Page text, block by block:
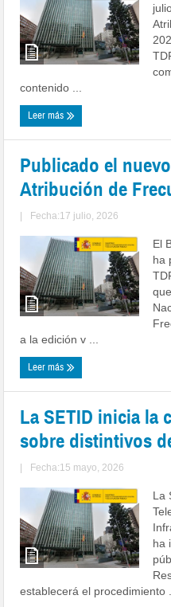
contenido ...
Leer más
Publicado el
Atribución de
| Fecha:17 julio, 2026
El
ha
a la edición v ...
Leer más
La SETID inicia la
sobre distintivos
| Fecha:15 mayo, 2026
La
ha
establecerá el procedimiento